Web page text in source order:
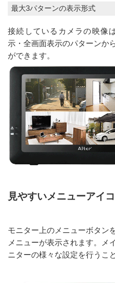
最大3パターンの表示形式
接続しているカメラの映像
示・全画面表示のパターンか
ができます。
見やすいメニューアイ
モニター上のメニューボタン
メニューが表示されます。メ
ニターの様々な設定を行うこ